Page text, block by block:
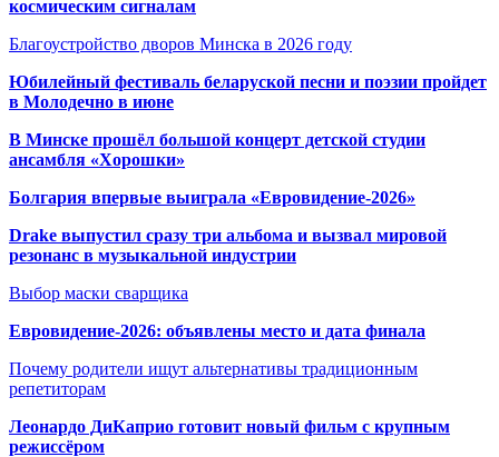
космическим сигналам
Благоустройство дворов Минска в 2026 году
Юбилейный фестиваль беларуской песни и поэзии пройдет
в Молодечно в июне
В Минске прошёл большой концерт детской студии
ансамбля «Хорошки»
Болгария впервые выиграла «Евровидение-2026»
Drake выпустил сразу три альбома и вызвал мировой
резонанс в музыкальной индустрии
Выбор маски сварщика
Евровидение-2026: объявлены место и дата финала
Почему родители ищут альтернативы традиционным
репетиторам
Леонардо ДиКаприо готовит новый фильм с крупным
режиссёром